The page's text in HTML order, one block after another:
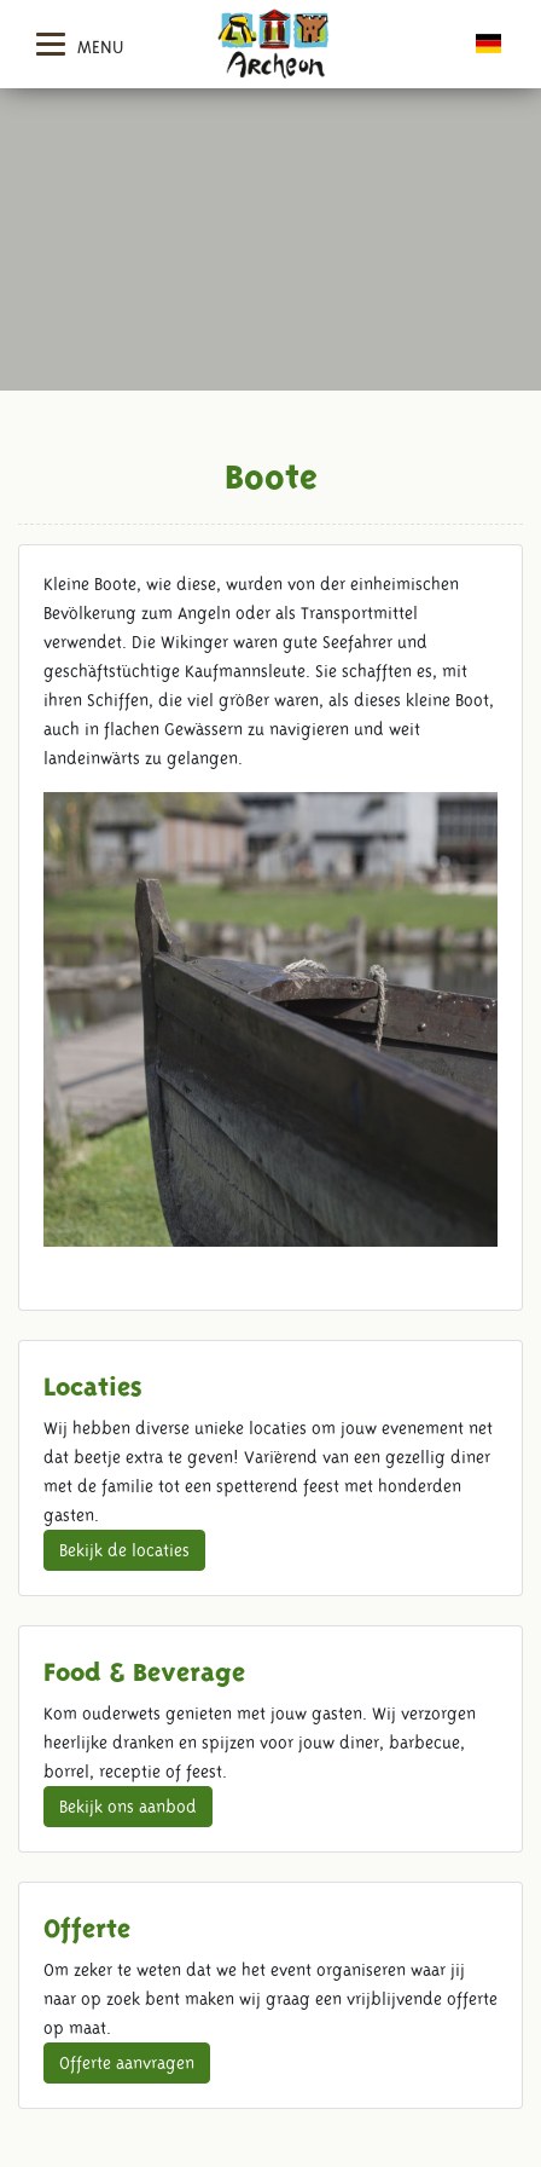
MENU
BOOTE
Boote
Kleine Boote, wie diese, wurden von der einheimischen
Bevölkerung zum Angeln oder als Transportmittel
verwendet. Die Wikinger waren gute Seefahrer und
geschäftstüchtige Kaufmannsleute. Sie schafften es, mit
ihren Schiffen, die viel größer waren, als dieses kleine Boot,
auch in flachen Gewässern zu navigieren und weit
landeinwärts zu gelangen.
Locaties
Wij hebben diverse unieke locaties om jouw evenement net
dat beetje extra te geven! Variërend van een gezellig diner
met de familie tot een spetterend feest met honderden
gasten.
Bekijk de locaties
Food & Beverage
Kom ouderwets genieten met jouw gasten. Wij verzorgen
heerlijke dranken en spijzen voor jouw diner, barbecue,
borrel, receptie of feest.
Bekijk ons aanbod
Offerte
Om zeker te weten dat we het event organiseren waar jij
naar op zoek bent maken wij graag een vrijblijvende offerte
op maat.
Offerte aanvragen